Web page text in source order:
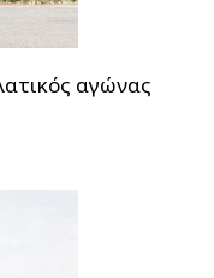
αγώνας